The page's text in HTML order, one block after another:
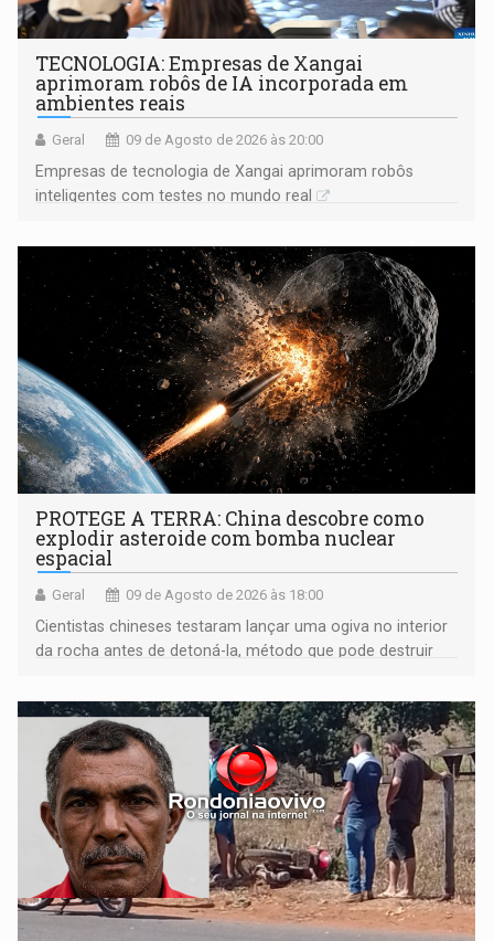
TECNOLOGIA: Empresas de Xangai
aprimoram robôs de IA incorporada em
ambientes reais
Geral 09 de Agosto de 2026 às 20:00
Empresas de tecnologia de Xangai aprimoram robôs
inteligentes com testes no mundo real
PROTEGE A TERRA: China descobre como
explodir asteroide com bomba nuclear
espacial
Geral 09 de Agosto de 2026 às 18:00
Cientistas chineses testaram lançar uma ogiva no interior
da rocha antes de detoná-la, método que pode destruir